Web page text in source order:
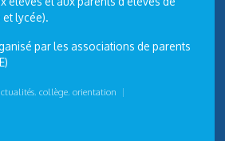
lycée).
par les associations de parents
,collège,orientation |